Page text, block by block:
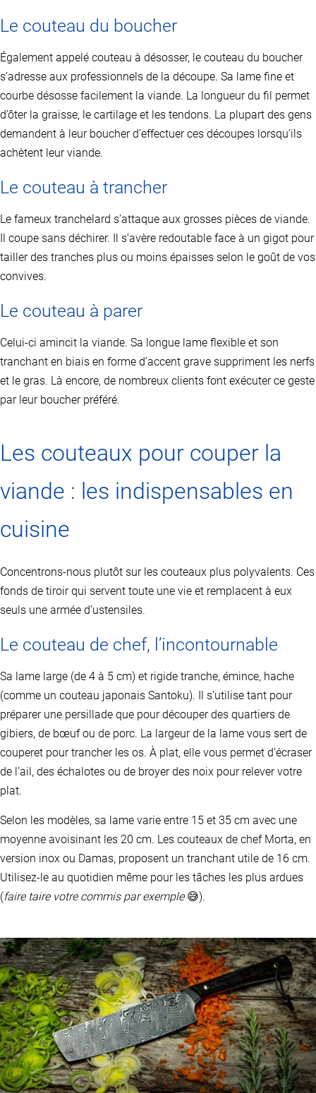
Le couteau du boucher
Également appelé couteau à désosser, le couteau du boucher
s’adresse aux professionnels de la découpe. Sa lame fine et
courbe désosse facilement la viande. La longueur du fil permet
d’ôter la graisse, le cartilage et les tendons. La plupart des gens
demandent à leur boucher d’effectuer ces découpes lorsqu’ils
achètent leur viande.
Le couteau à trancher
Le fameux tranchelard s’attaque aux grosses pièces de viande.
Il coupe sans déchirer. Il s’avère redoutable face à un gigot pour
tailler des tranches plus ou moins épaisses selon le goût de vos
convives.
Le couteau à parer
Celui-ci amincit la viande. Sa longue lame flexible et son
tranchant en biais en forme d’accent grave suppriment les nerfs
et le gras. Là encore, de nombreux clients font exécuter ce geste
par leur boucher préféré.
Les couteaux pour couper la
viande : les indispensables en
cuisine
Concentrons-nous plutôt sur les couteaux plus polyvalents. Ces
fonds de tiroir qui servent toute une vie et remplacent à eux
seuls une armée d’ustensiles.
Le couteau de chef, l’incontournable
Sa lame large (de 4 à 5 cm) et rigide tranche, émince, hache
(comme un couteau japonais Santoku). Il s’utilise tant pour
préparer une persillade que pour découper des quartiers de
gibiers, de bœuf ou de porc. La largeur de la lame vous sert de
couperet pour trancher les os. À plat, elle vous permet d’écraser
de l’ail, des échalotes ou de broyer des noix pour relever votre
plat.
Selon les modèles, sa lame varie entre 15 et 35 cm avec une
moyenne avoisinant les 20 cm. Les couteaux de chef Morta, en
version inox ou Damas, proposent un tranchant utile de 16 cm.
Utilisez-le au quotidien même pour les tâches les plus ardues
(faire taire votre commis par exemple 😅).